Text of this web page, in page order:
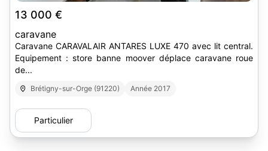
13 000 €
caravane
Caravane CARAVALAIR ANTARES LUXE 470 avec lit central.
Equipement : store banne moover déplace caravane roue
de...
Brétigny-sur-Orge (91220) Année 2017
Particulier